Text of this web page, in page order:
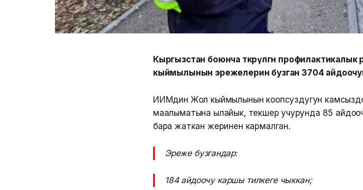
Кыргызстан боюнча өткөрүлгөн
кыймылынын эрежелерин бузган 3704
ИИМдин Жол кыймылынын коопсуздугун
маалыматына ылайык, текшерүү учурунда 85
бара жаткан жеринен кармалган.
Эреже бузгандар:
184 айдоочу каршы тилкеге чыккан;